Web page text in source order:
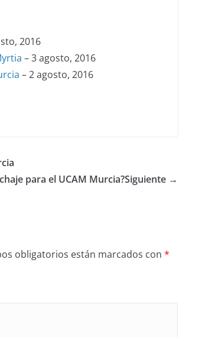
2016
– 3 agosto, 2016
– 2 agosto, 2016
para el UCAM Murcia?Siguiente →
obligatorios están marcados con *